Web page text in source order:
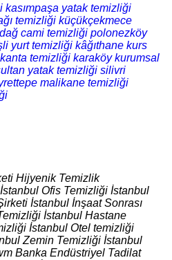
kasımpaşa yatak temizliği
temizliği küçükçekmece
cami temizliği polonezköy
yurt temizliği kâğıthane kurs
temizliği karaköy kurumsal
yatak temizliği silivri
malikane temizliği
Hijyenik Temizlik
Ofis Temizliği İstanbul
İstanbul İnşaat Sonrası
İstanbul Hastane
İstanbul Otel temizliği
Zemin Temizliği İstanbul
Banka Endüstriyel Tadilat